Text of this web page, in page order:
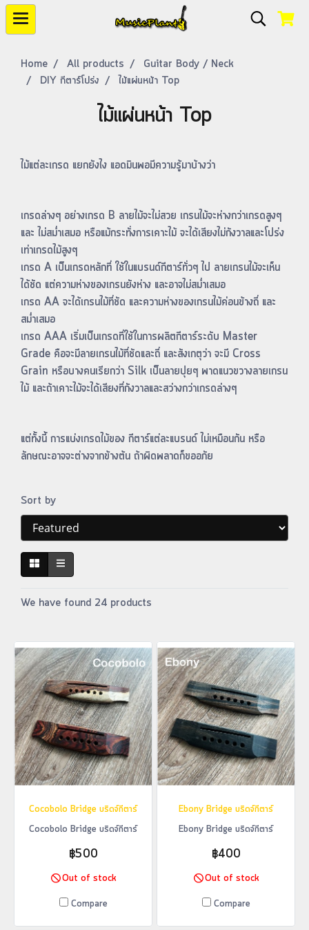
Home All products
Guitar Body / Neck
DIY กีตาร์โปร่ง
ไม้แผ่นหน้า Top
ไม้แผ่นหน้า Top
ไม้แต่ละเกรด แยกยังไง แอดมินพอมีความรู้มาบ้างว่า
เกรดล่างๆ อย่างเกรด B ลายไม้จะไม่สวย เกรนไม้จะห่างกว่าเกรดสูงๆ
และ ไม่สม่ำเสมอ หรือแม้กระทั่งการเคาะไม้ จะได้เสียงไม่กังวาลและโปร่ง
เท่าเกรดไม้สูงๆ
เกรด A เป็นเกรดหลักที่ ใช้ในแบรนด์กีตาร์ทั่วๆ ไป ลายเกรนไม้จะเห็น
ได้ชัด แต่ความห่างของเกรนยังห่าง และอาจไม่สม่ำเสมอ
เกรด AA จะได้เกรนไม้ที่ชัด และความห่างของเกรนไม้ค่อนข้างถี่ และ
สม่ำเสมอ
เกรด AAA เริ่มเป็นเกรดที่ใช้ในการผลิตกีตาร์ระดับ Master
Grade คือจะมีลายเกรนไม้ที่ชัดและถี่ และสังเกตุว่า จะมี Cross
Grain หรือบางคนเรียกว่า Silk เป็นลายปุยๆ พาดแนวขวางลายเกรน
ไม้ และถ้าเคาะไม้จะได้เสียงที่กังวาลและสว่างกว่าเกรดล่างๆ
แต่ทั้งนี้ การแบ่งเกรดไม้ของ กีตาร์แต่ละแบรนด์ ไม่เหมือนกัน หรือ
ลักษณะอาจจะต่างจากข้างต้น ถ้าผิดพลาดก็ขออภัย
Sort by
We have found 24 products
Cocobolo Bridge บริดจ์กีตาร์
Cocobolo Bridge บริดจ์กีตาร์
฿500
Out of stock
Compare
Ebony Bridge บริดจ์กีตาร์
Ebony Bridge บริดจ์กีตาร์
฿400
Out of stock
Compare